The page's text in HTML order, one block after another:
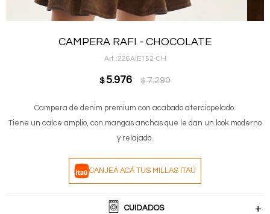
CAMPERA RAFI - CHOCOLATE
226AIE152-CH
$ 5.976 $ 7.290
Campera de denim premium con acabado aterciopelado.
Tiene un calce amplio, con mangas anchas que le dan un look moderno
y relajado.
CANJEÁ ACÁ TUS MILLAS ITAÚ
CUIDADOS